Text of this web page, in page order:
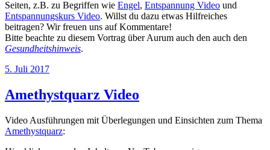
Seiten, z.B. zu Begriffen wie Engel, Entspannung Video und
Entspannungskurs Video. Willst du dazu etwas Hilfreiches
beitragen? Wir freuen uns auf Kommentare!
Bitte beachte zu diesem Vortrag über Aurum auch den auch den
Gesundheitshinweis.
Veröffentlicht
5. Juli 2017
Amethystquarz Video
Video Ausführungen mit Überlegungen und Einsichten zum Thema
Amethystquarz: